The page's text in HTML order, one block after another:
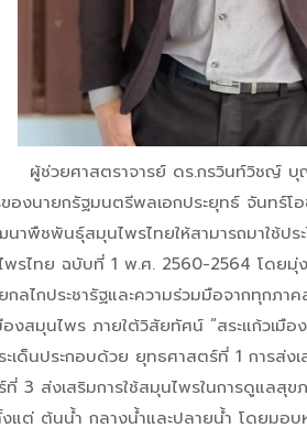
ผู้ช่วยศาสตราจารย์ ดร.กรวินท์วิชญ์
งนายกรัฐมนตรีพลเอกประยุทธ์ จันทร์
พืชพันธุ์สมุนไพรไทยให้สามารถมาใช้
ไทย ฉบับที่ 1 พ.ศ. 2560-2564 โดยมุ่
ไกประชารัฐและความร่วมมือจากทุก
สมุนไพร ภายใต้วิสัยทัศน์ “สระแก้วเมื
ด็นประกอบด้วย ยุทธศาสตร์ที่ 1 การ
งเสริมการใช้สมุนไพรในการดูแลสุข
ต่ ต้นน้ำ กลางน้ำและปลายน้ำ โดยมอ